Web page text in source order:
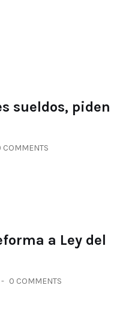
sueldos, piden
COMMENTS
a Ley del
0 COMMENTS